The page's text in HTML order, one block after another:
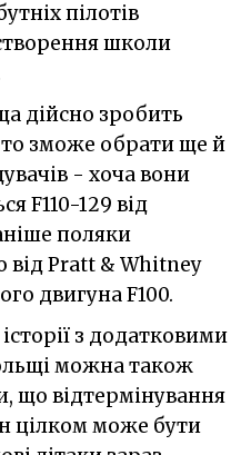
пілотів
школи
дійсно зробить
то зможе обрати ще й
- хоча вони
F110-129 від
поляки
Pratt & Whitney
двигуна F100.
з додатковими
можна також
що відтермінування
цілком може бути